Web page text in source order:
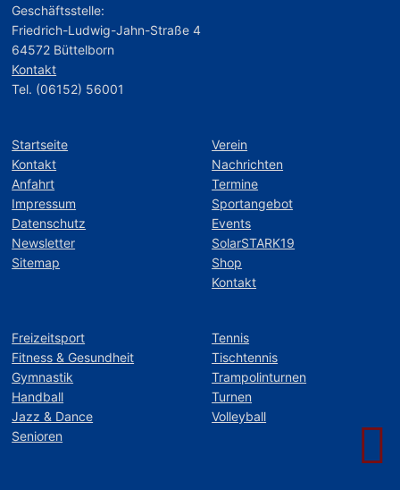
Geschäftsstelle:
Friedrich-Ludwig-Jahn-Straße 4
64572 Büttelborn
Kontakt
Tel. (06152) 56001
Startseite
Kontakt
Anfahrt
Impressum
Datenschutz
Newsletter
Sitemap
Verein
Nachrichten
Termine
Sportangebot
Events
SolarSTARK19
Shop
Kontakt
Freizeitsport
Fitness & Gesundheit
Gymnastik
Handball
Jazz & Dance
Senioren
Tennis
Tischtennis
Trampolinturnen
Turnen
Volleyball